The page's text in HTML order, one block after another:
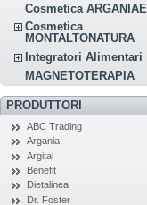
Cosmetica ARGANIAE
Cosmetica
MONTALTONATURA
Integratori Alimentari
MAGNETOTERAPIA
PRODUTTORI
ABC Trading
Argania
Argital
Benefit
Dietalinea
Dr. Foster